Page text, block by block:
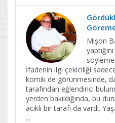
Mişon
İfadenin ilgi çekiciliği
komik de görünmesinde,
tarafından eğlendirici
yerden bakıldığında, bu
acıklı bir tarafı da vardı.
...